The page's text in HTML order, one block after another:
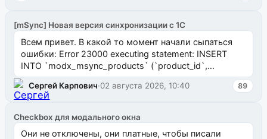
[mSync] Новая версия синхронизации с 1С
Всем привет. В какой то момент начали сыпаться
ошибки: Error 23000 executing statement: INSERT
INTO `modx_msync_products` (`product_id`,
`uuid_1c`) VALUES ...
Сергей Карпович·02 августа 2026, 10:40 89
Checkbox для модального окна
Они не отключены, они платные, чтобы писали